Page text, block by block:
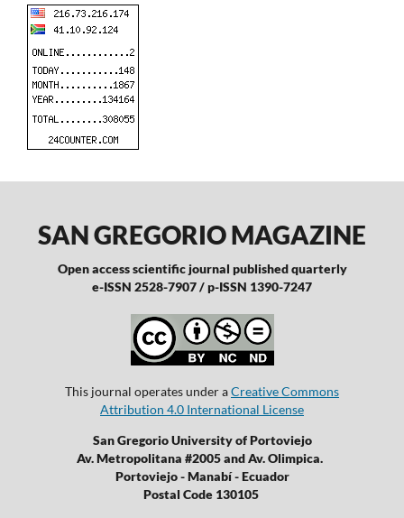
SAN GREGORIO MAGAZINE
Open access scientific journal published quarterly
e-ISSN 2528-7907 / p-ISSN 1390-7247
This journal operates under aCreative Commons
Attribution 4.0 International License
San Gregorio University of Portoviejo
Av. Metropolitana #2005 and Av. Olimpica.
Portoviejo - Manabí - Ecuador
Postal Code 130105